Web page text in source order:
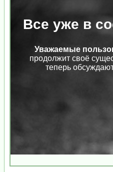
Все уже в
Уважаемые
продолжит своё
теперь